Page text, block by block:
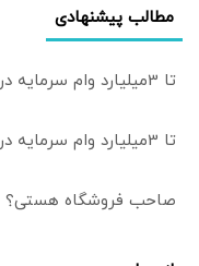
ادبیاتمان در زمان
صلح باشد؟
مطالب پیشنهادی
تا 3میلیارد وام سرمایه در گردش => فروشگاهت رو ثبت کن
تا 3میلیارد وام سرمایه در گردش فروشندگان
صاحب فروشگاه هستی؟ وام تا ۳ میلیارد